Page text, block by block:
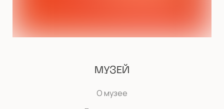
МУЗЕЙ
О музее